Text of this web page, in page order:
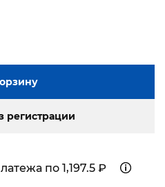
регистрации
по 1,197.5 ₽